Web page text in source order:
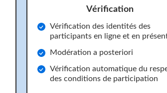
Vérification
Vérification des identités des
participants en ligne et en
Modération a posteriori
Vérification automatique du
des conditions de participation